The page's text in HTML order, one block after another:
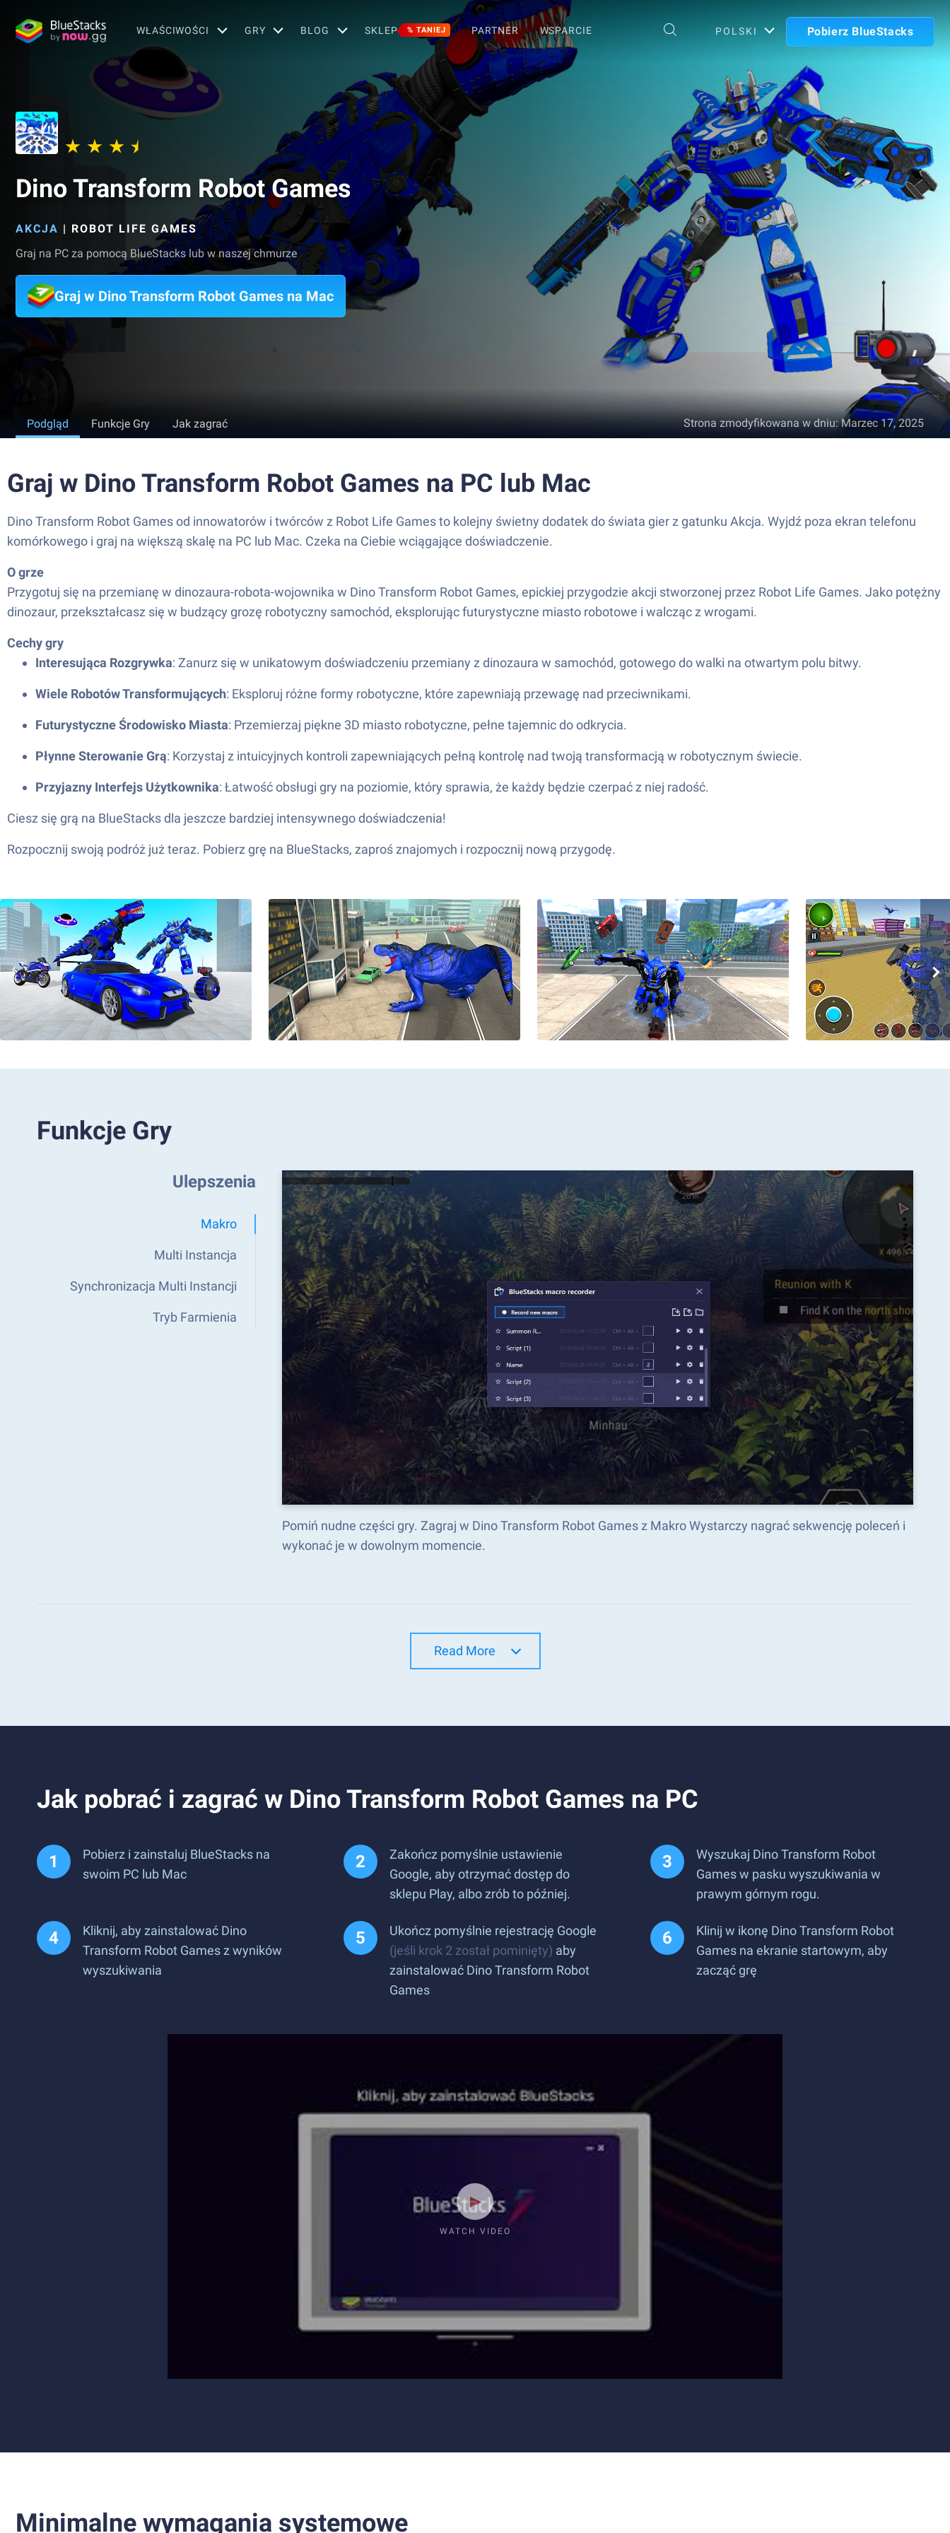
WŁAŚCIWOŚCI GRY BLOG SKLEP % TANIEJ PARTNER WSPARCIE POLSKI Pobierz BlueStacks
Dino Transform Robot Games
AKCJA | ROBOT LIFE GAMES
Graj na PC za pomocą BlueStacks lub w naszej chmurze
Graj w Dino Transform Robot Games na Mac
Podgląd Funkcje Gry Jak zagrać Strona zmodyfikowana w dniu:Marzec 17, 2025
Graj w Dino Transform Robot Games na PC lub Mac
Dino Transform Robot Games od innowatorów i twórców z Robot Life Games to kolejny świetny dodatek do świata gier z gatunku Akcja. Wyjdź poza ekran telefonu
komórkowego i graj na większą skalę na PC lub Mac. Czeka na Ciebie wciągające doświadczenie.
O grze
Przygotuj się na przemianę w dinozaura-robota-wojownika w Dino Transform Robot Games, epickiej przygodzie akcji stworzonej przez Robot Life Games. Jako potężny
dinozaur, przekształcasz się w budzący grozę robotyczny samochód, eksplorując futurystyczne miasto robotowe i walcząc z wrogami.
Cechy gry
Interesująca Rozgrywka: Zanurz się w unikatowym doświadczeniu przemiany z dinozaura w samochód, gotowego do walki na otwartym polu bitwy.
Wiele Robotów Transformujących: Eksploruj różne formy robotyczne, które zapewniają przewagę nad przeciwnikami.
Futurystyczne Środowisko Miasta: Przemierzaj piękne 3D miasto robotyczne, pełne tajemnic do odkrycia.
Płynne Sterowanie Grą: Korzystaj z intuicyjnych kontroli zapewniających pełną kontrolę nad twoją transformacją w robotycznym świecie.
Przyjazny Interfejs Użytkownika: Łatwość obsługi gry na poziomie, który sprawia, że każdy będzie czerpać z niej radość.
Ciesz się grą na BlueStacks dla jeszcze bardziej intensywnego doświadczenia!
Rozpocznij swoją podróż już teraz. Pobierz grę na BlueStacks, zaproś znajomych i rozpocznij nową przygodę.
Funkcje Gry
Ulepszenia
Makro
Multi Instancja
Synchronizacja Multi Instancji
Tryb Farmienia
Pomiń nudne części gry. Zagraj w Dino Transform Robot Games z Makro Wystarczy nagrać sekwencję poleceń i
wykonać je w dowolnym momencie.
Read More
Jak pobrać i zagrać w Dino Transform Robot Games na PC
Pobierz i zainstaluj BlueStacks na
swoim PC lub Mac
Zakończ pomyślnie ustawienie
Google, aby otrzymać dostęp do
sklepu Play, albo zrób to później.
Wyszukaj Dino Transform Robot
Games w pasku wyszukiwania w
prawym górnym rogu.
Kliknij, aby zainstalować Dino
Transform Robot Games z wyników
wyszukiwania
Ukończ pomyślnie rejestrację Google
(jeśli krok 2 został pominięty) aby
zainstalować Dino Transform Robot
Games
Klinij w ikonę Dino Transform Robot
Games na ekranie startowym, aby
zacząć grę
WATCH VIDEO
Minimalne wymagania systemowe